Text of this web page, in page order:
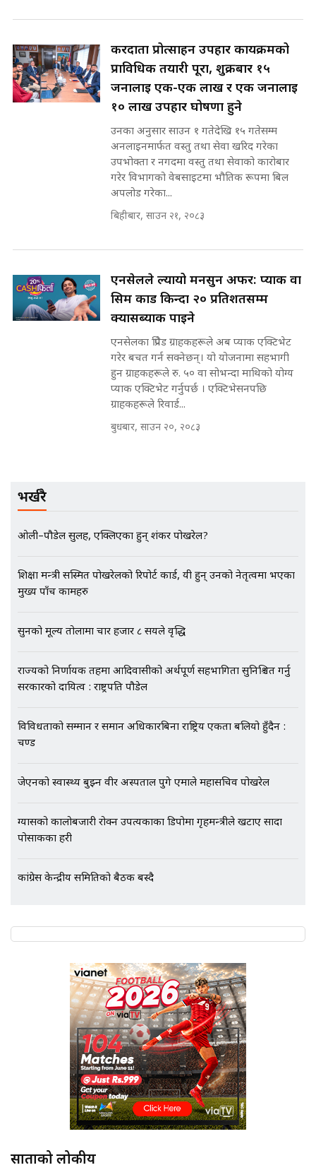
भनिन्–साथ दिनुहोस्, दबाब होइन ||
Sidhakura || Pratibha Rawal
Waterfall of Rasuwa ||
SIDHAKURA ||
कहिले बन्ला चक्रपथ ? विस्तार कार्यमा
SIDHAKURA |
७८ लाख घुस खाने मन्त्री ! जोगाउने
प्रधानमन्त्री ? || SIDHAKURA ||
SIDHAKURA INVESTIGATION
||
मन्त्री र पूर्व मन्त्रीको ७८ लाख घुस डिलको
अडियो | FULL AUDIO |
SIDHAKURA |
||
मन्त्रीले घुस डिल गरेको अडियो ! दुई झोला
नोट मन्त्रीलाई घुस | SIDHAKURA |
SIDHAKURA INVESTIGATION |
मृतकका परिवारप्रति मेडिकल काउन्सीलको
गोप्य अडियो र म्यासेज, गृह मन्त्रालय
कनेक्सन ! || VISIT VISA SCAM
Followup: CCTV Footage Lost |
करदाता प्रोत्साहन उपहार कार्यक्रमको
प्राविधिक तयारी पूरा, शुक्रबार १५
जनालाई एक-एक लाख र एक जनालाई
१० लाख उपहार घोषणा हुने
उनका अनुसार साउन १ गतेदेखि १५ गतेसम्म
अनलाइनमार्फत वस्तु तथा सेवा खरिद गरेका
उपभोक्ता र नगदमा वस्तु तथा सेवाको कारोबार
गरेर विभागको वेबसाइटमा भौतिक रूपमा बिल
अपलोड गरेका...
बिहीबार, साउन २१, २०८३
एनसेलले ल्यायो मनसुन अफर: प्याक वा
सिम कार्ड किन्दा २० प्रतिशतसम्म
क्यासब्याक पाइने
एनसेलका प्रिपेड ग्राहकहरूले अब प्याक एक्टिभेट
गरेर बचत गर्न सक्नेछन्। यो योजनामा सहभागी
हुन ग्राहकहरूले रु. ५० वा सोभन्दा माथिको योग्य
प्याक एक्टिभेट गर्नुपर्छ । एक्टिभेसनपछि
ग्राहकहरूले रिवार्ड...
बुधबार, साउन २०, २०८३
भर्खरै
ओली–पौडेल सुलह, एक्लिएका हुन् शंकर पोखरेल?
शिक्षा मन्त्री सस्मित पोखरेलको रिपोर्ट कार्ड, यी हुन् उनको नेतृत्वमा भएका
मुख्य पाँच कामहरु
सुनको मूल्य तोलामा चार हजार ८ सयले वृद्धि
राज्यको निर्णायक तहमा आदिवासीको अर्थपूर्ण सहभागिता सुनिश्चित गर्नु
सरकारको दायित्व : राष्ट्रपति पौडेल
विविधताको सम्मान र समान अधिकारबिना राष्ट्रिय एकता बलियो हुँदैन :
प्रचण्ड
जेएनको स्वास्थ्य बुझ्न वीर अस्पताल पुगे एमाले महासचिव पोखरेल
ग्यासको कालोबजारी रोक्न उपत्यकाका डिपोमा गृहमन्त्रीले खटाए सादा
पोसाकका प्रहरी
कांग्रेस केन्द्रीय समितिको बैठक बस्दै
साताको लोकप्रीय